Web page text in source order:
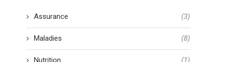
Assurance (3)
Maladies (8)
Nutrition (1)